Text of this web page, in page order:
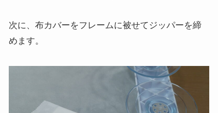
次に、布カバーをフレームに被せてジッパーを締
めます。